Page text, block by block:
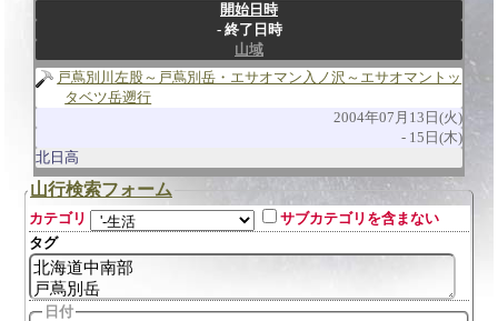
開始日時
終了日時
山域
戸蔦別川左股～戸蔦別岳・エサオマン入ノ沢～エサオマントッ
タベツ岳遡行
2004年07月13日(火)
15日(木)
北日高
山行検索フォーム
カテゴリ
サブカテゴリを含まない
タグ
日付